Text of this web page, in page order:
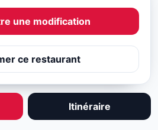
une modification
ce restaurant
Itinéraire